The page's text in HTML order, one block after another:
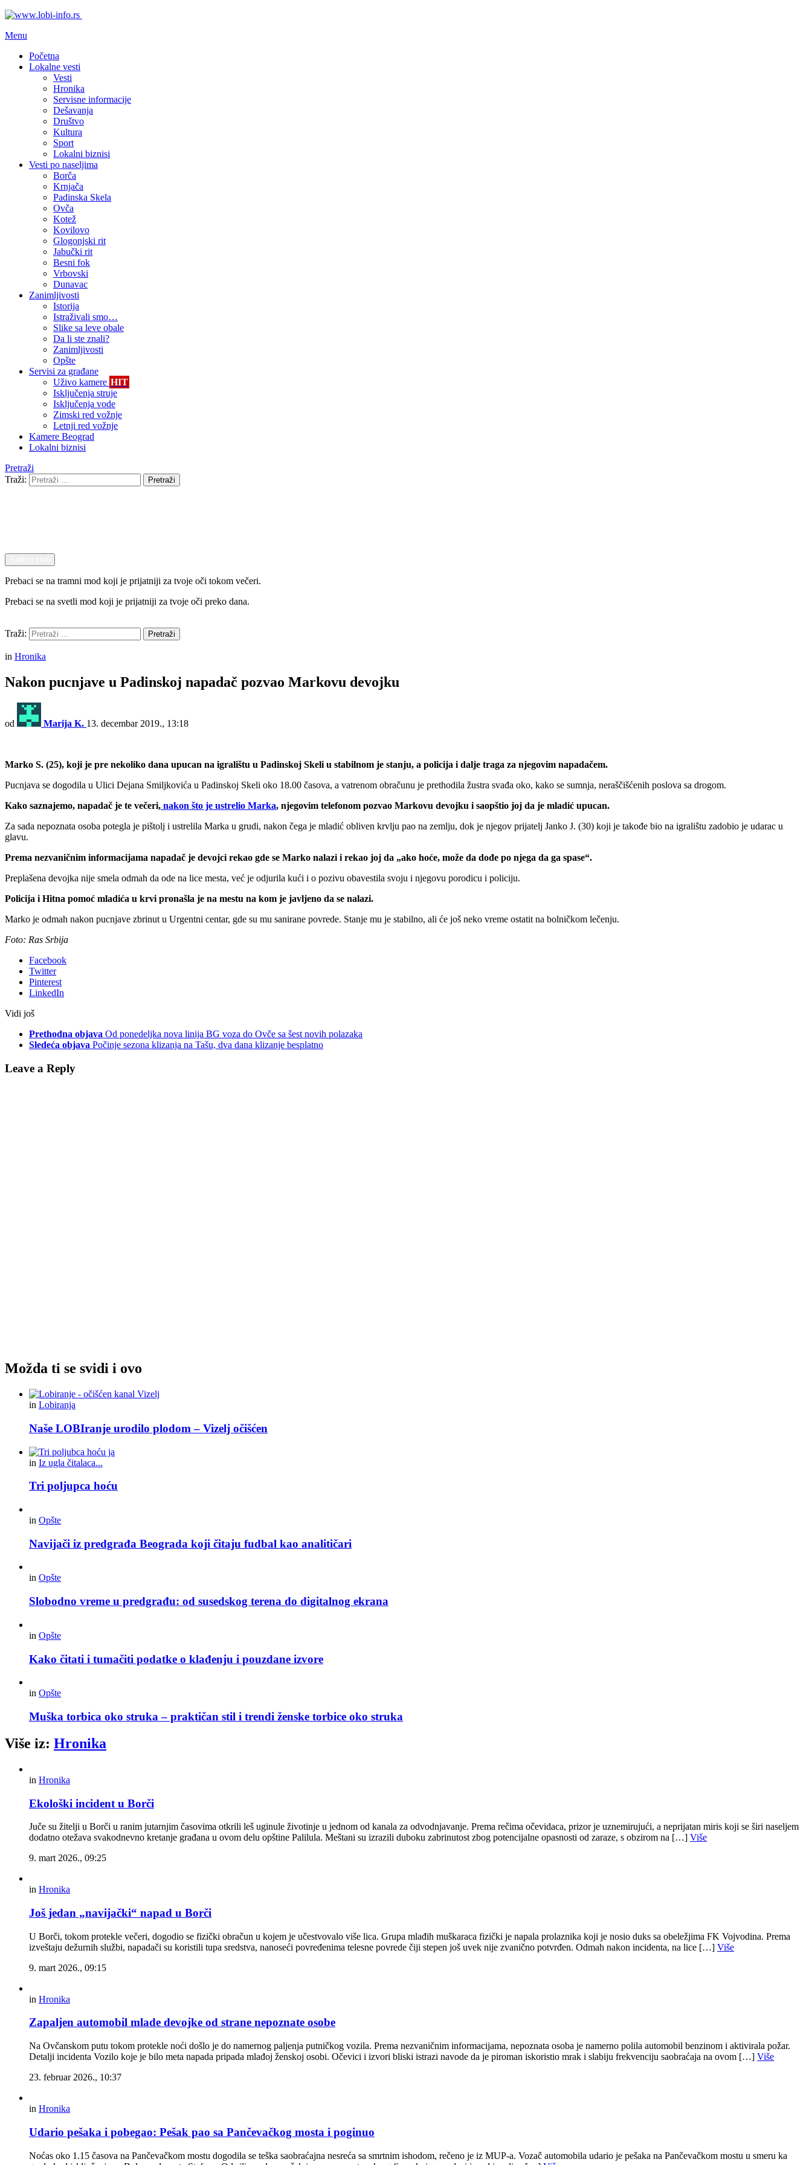
Menu
Početna
Lokalne vesti
Vesti
Hronika
Servisne informacije
Dešavanja
Društvo
Kultura
Sport
Lokalni biznisi
Vesti po naseljima
Borča
Krnjača
Padinska Skela
Ovča
Kotež
Kovilovo
Glogonjski rit
Jabučki rit
Besni fok
Vrbovski
Dunavac
Zanimljivosti
Istorija
Istraživali smo…
Slike sa leve obale
Da li ste znali?
Zanimljivosti
Opšte
Servisi za građane
Uživo kamere HIT
Isključenja struje
Isključenja vode
Zimski red vožnje
Letnji red vožnje
Kamere Beograd
Lokalni biznisi
Pretraži
Traži:
Pretraži
Prebaci se na tramni mod koji je prijatniji za tvoje oči tokom večeri.
Prebaci se na svetli mod koji je prijatniji za tvoje oči preko dana.
Traži:
Pretraži
in Hronika
Nakon pucnjave u Padinskoj napadač pozvao Markovu devojku
od Marija K. 13. decembar 2019., 13:18
Marko S. (25), koji je pre nekoliko dana upucan na igralištu u Padinskoj Skeli u stabilnom je stanju, a policija i dalje traga za njegovim napadačem.
Pucnjava se dogodila u Ulici Dejana Smiljkovića u Padinskoj Skeli oko 18.00 časova, a vatrenom obračunu je prethodila žustra svađa oko, kako se sumnja, neraščišćenih poslova sa drogom.
Kako saznajemo, napadač je te večeri, nakon što je ustrelio Marka, njegovim telefonom pozvao Markovu devojku i saopštio joj da je mladić upucan.
Za sada nepoznata osoba potegla je pištolj i ustrelila Marka u grudi, nakon čega je mladić obliven krvlju pao na zemlju, dok je njegov prijatelj Janko J. (30) koji je takođe bio na igralištu zadobio je udarac u
glavu.
Prema nezvaničnim informacijama napadač je devojci rekao gde se Marko nalazi i rekao joj da „ako hoće, može da dođe po njega da ga spase“.
Preplašena devojka nije smela odmah da ode na lice mesta, već je odjurila kući i o pozivu obavestila svoju i njegovu porodicu i policiju.
Policija i Hitna pomoć mladića u krvi pronašla je na mestu na kom je javljeno da se nalazi.
Marko je odmah nakon pucnjave zbrinut u Urgentni centar, gde su mu sanirane povrede. Stanje mu je stabilno, ali će još neko vreme ostatit na bolničkom lečenju.
Foto: Ras Srbija
Facebook
Twitter
Pinterest
LinkedIn
Vidi još
Prethodna objava Od ponedeljka nova linija BG voza do Ovče sa šest novih polazaka
Sledeća objava Počinje sezona klizanja na Tašu, dva dana klizanje besplatno
Leave a Reply
Možda ti se svidi i ovo
in Lobiranja
Naše LOBIranje urodilo plodom – Vizelj očišćen
in Iz ugla čitalaca...
Tri poljupca hoću
in Opšte
Navijači iz predgrađa Beograda koji čitaju fudbal kao analitičari
in Opšte
Slobodno vreme u predgrađu: od susedskog terena do digitalnog ekrana
in Opšte
Kako čitati i tumačiti podatke o klađenju i pouzdane izvore
in Opšte
Muška torbica oko struka – praktičan stil i trendi ženske torbice oko struka
Više iz: Hronika
in Hronika
Ekološki incident u Borči
Juče su žitelji u Borči u ranim jutarnjim časovima otkrili leš uginule životinje u jednom od kanala za odvodnjavanje. Prema rečima očevidaca, prizor je uznemirujući, a neprijatan miris koji se širi naseljem
dodatno otežava svakodnevno kretanje građana u ovom delu opštine Palilula. Meštani su izrazili duboku zabrinutost zbog potencijalne opasnosti od zaraze, s obzirom na […] Više
9. mart 2026., 09:25
in Hronika
Još jedan „navijački“ napad u Borči
U Borči, tokom protekle večeri, dogodio se fizički obračun u kojem je učestvovalo više lica. Grupa mlađih muškaraca fizički je napala prolaznika koji je nosio duks sa obeležjima FK Vojvodina. Prema
izveštaju dežurnih službi, napadači su koristili tupa sredstva, nanoseći povređenima telesne povrede čiji stepen još uvek nije zvanično potvrđen. Odmah nakon incidenta, na lice […] Više
9. mart 2026., 09:15
in Hronika
Zapaljen automobil mlade devojke od strane nepoznate osobe
Na Ovčanskom putu tokom protekle noći došlo je do namernog paljenja putničkog vozila. Prema nezvaničnim informacijama, nepoznata osoba je namerno polila automobil benzinom i aktivirala požar.
Detalji incidenta Vozilo koje je bilo meta napada pripada mlađoj ženskoj osobi. Očevici i izvori bliski istrazi navode da je piroman iskoristio mrak i slabiju frekvenciju saobraćaja na ovom […] Više
23. februar 2026., 10:37
in Hronika
Udario pešaka i pobegao: Pešak pao sa Pančevačkog mosta i poginuo
Noćas oko 1.15 časova na Pančevačkom mostu dogodila se teška saobraćajna nesreća sa smrtnim ishodom, rečeno je iz MUP-a. Vozač automobila udario je pešaka na Pančevačkom mostu u smeru ka